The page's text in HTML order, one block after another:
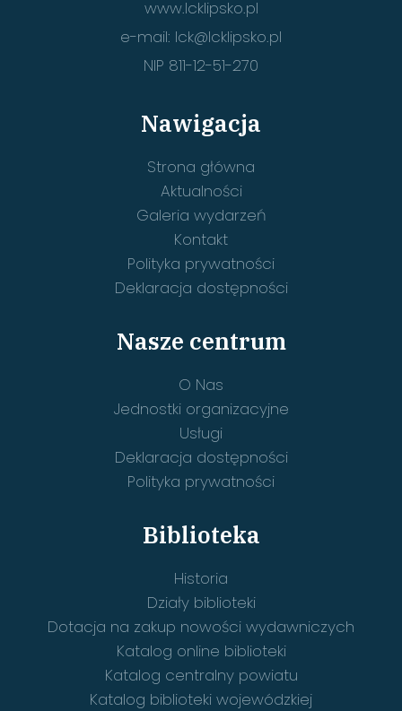
www.lcklipsko.pl
e-mail: lck@lcklipsko.pl
NIP 811-12-51-270
Nawigacja
Strona główna
Aktualności
Galeria wydarzeń
Kontakt
Polityka prywatności
Deklaracja dostępności
Nasze centrum
O Nas
Jednostki organizacyjne
Usługi
Deklaracja dostępności
Polityka prywatności
Biblioteka
Historia
Działy biblioteki
Dotacja na zakup nowości wydawniczych
Katalog online biblioteki
Katalog centralny powiatu
Katalog biblioteki wojewódzkiej